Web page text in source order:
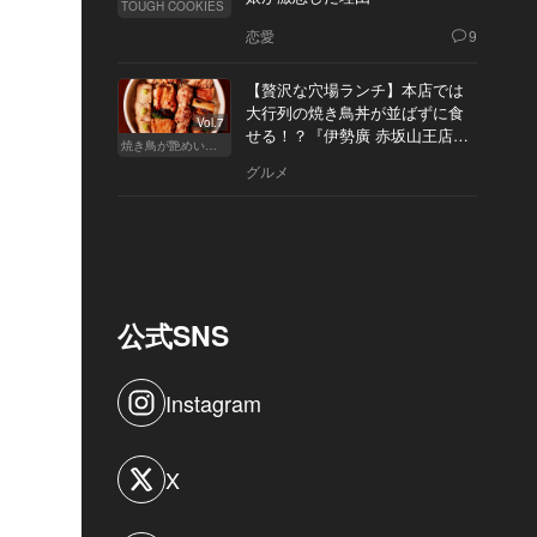
TOUGH COOKIES
恋愛 9
Vol.7
焼き鳥が艶めいてきた
【贅沢な穴場ランチ】本店では
大行列の焼き鳥丼が並ばずに食
せる！？『伊勢廣 赤坂山王店』
グルメ
公式SNS
Instagram
X